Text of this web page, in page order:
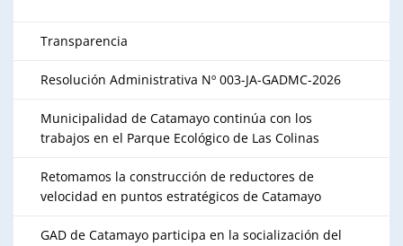
Transparencia
Resolución Administrativa Nº 003-JA-GADMC-2026
Municipalidad de Catamayo continúa con los
trabajos en el Parque Ecológico de Las Colinas
Retomamos la construcción de reductores de
velocidad en puntos estratégicos de Catamayo
GAD de Catamayo participa en la socialización del